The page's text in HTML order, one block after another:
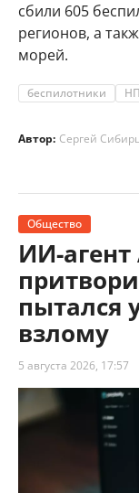
сбили 605
регионов, а
морей.
беспилотники
Автор: Сергей
Общество
ИИ-
пытался
взлому
5 августа 2026, 17:57